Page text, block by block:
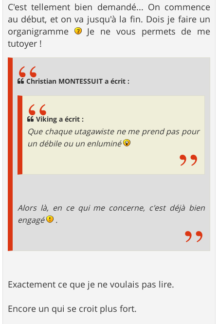
C'est tellement bien demandé... On commence
au début, et on va jusqu'à la fin. Dois je faire un
organigramme
Je ne vous permets de me
tutoyer !
Christian MONTESSUIT a écrit :
Viking a écrit :
Que chaque utagawiste ne me prend pas pour
un débile ou un enluminé
Alors là, en ce qui me concerne, c'est déjà bien
engagé
.
Exactement ce que je ne voulais pas lire.
Encore un qui se croit plus fort.